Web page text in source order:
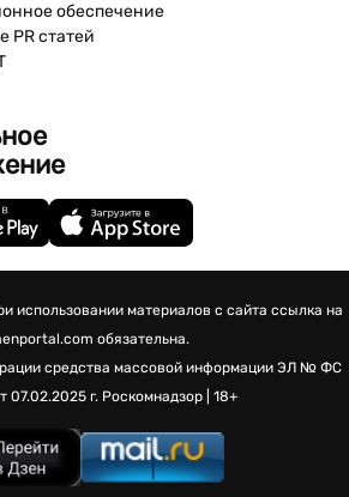
обеспечение
PR статей
использовании материалов с сайта ссылка на
обязательна.
средства массовой информации ЭЛ № ФС
07.02.2025 г. Роскомнадзор | 18+